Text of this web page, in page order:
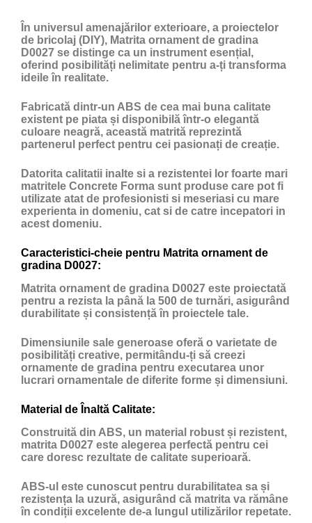
În universul amenajărilor exterioare, a proiectelor
de bricolaj (DIY), Matrita ornament de gradina
D0027 se distinge ca un instrument esențial,
oferind posibilități nelimitate pentru a-ți transforma
ideile în realitate.
Fabricată dintr-un ABS de cea mai buna calitate
existent pe piata și disponibilă într-o elegantă
culoare neagră, această matrită reprezintă
partenerul perfect pentru cei pasionați de creație.
Datorita calitatii inalte si a rezistentei lor foarte mari
matritele Concrete Forma sunt produse care pot fi
utilizate atat de profesionisti si meseriasi cu mare
experienta in domeniu, cat si de catre incepatori in
acest domeniu.
Caracteristici-cheie pentru Matrita ornament de
gradina D0027:
Matrita ornament de gradina D0027 este proiectată
pentru a rezista la până la 500 de turnări, asigurând
durabilitate și consistență în proiectele tale.
Dimensiunile sale generoase oferă o varietate de
posibilități creative, permitându-ți să creezi
ornamente de gradina pentru executarea unor
lucrari ornamentale de diferite forme și dimensiuni.
Material de Înaltă Calitate:
Construită din ABS, un material robust și rezistent,
matrita D0027 este alegerea perfectă pentru cei
care doresc rezultate de calitate superioară.
ABS-ul este cunoscut pentru durabilitatea sa și
rezistența la uzură, asigurând că matrita va rămâne
în condiții excelente de-a lungul utilizărilor repetate.